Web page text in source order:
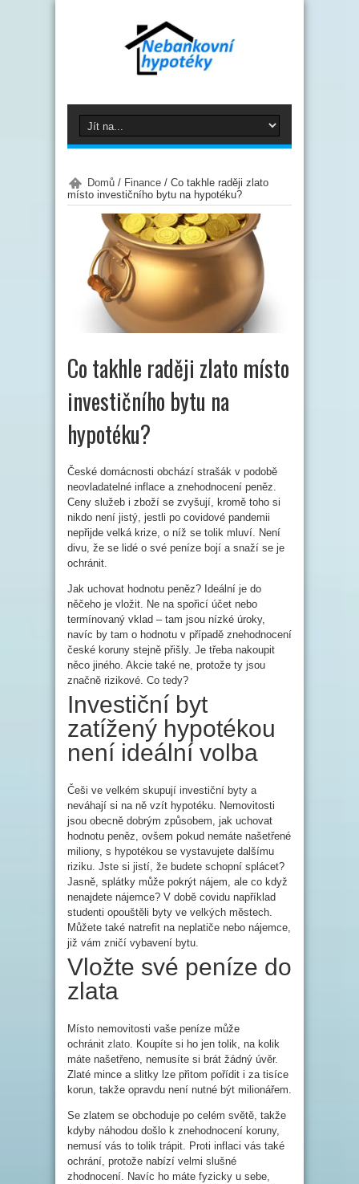
Domů / Finance / Co takhle raději zlato
místo investičního bytu na hypotéku?
Co takhle raději zlato místo
investičního bytu na
hypotéku?
České domácnosti obchází strašák v podobě
neovladatelné inflace a znehodnocení peněz.
Ceny služeb i zboží se zvyšují, kromě toho si
nikdo není jistý, jestli po covidové pandemii
nepřijde velká krize, o níž se tolik mluví. Není
divu, že se lidé o své peníze bojí a snaží se je
ochránit.
Jak uchovat hodnotu peněz? Ideální je do
něčeho je vložit. Ne na spořicí účet nebo
termínovaný vklad – tam jsou nízké úroky,
navíc by tam o hodnotu v případě znehodnocení
české koruny stejně přišly. Je třeba nakoupit
něco jiného. Akcie také ne, protože ty jsou
značně rizikové. Co tedy?
Investiční byt
zatížený hypotékou
není ideální volba
Češi ve velkém skupují investiční byty a
neváhají si na ně vzít hypotéku. Nemovitosti
jsou obecně dobrým způsobem, jak uchovat
hodnotu peněz, ovšem pokud nemáte našetřené
miliony, s hypotékou se vystavujete dalšímu
riziku. Jste si jistí, že budete schopní splácet?
Jasně, splátky může pokrýt nájem, ale co když
nenajdete nájemce? V době covidu například
studenti opouštěli byty ve velkých městech.
Můžete také natrefit na neplatiče nebo nájemce,
již vám zničí vybavení bytu.
Vložte své peníze do
zlata
Místo nemovitosti vaše peníze může
ochránit zlato . Koupíte si ho jen tolik, na kolik
máte našetřeno, nemusíte si brát žádný úvěr.
Zlaté mince a slitky lze přitom pořídit i za tisíce
korun, takže opravdu není nutné být milionářem.
Se zlatem se obchoduje po celém světě, takže
kdyby náhodou došlo k znehodnocení koruny,
nemusí vás to tolik trápit. Proti inflaci vás také
ochrání, protože nabízí velmi slušné
zhodnocení. Navíc ho máte fyzicky u sebe,